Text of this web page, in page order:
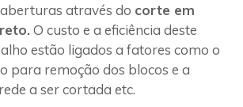
através do corte em
O custo e a eficiência deste
estão ligados a fatores como o
para remoção dos blocos e a
a ser cortada etc.